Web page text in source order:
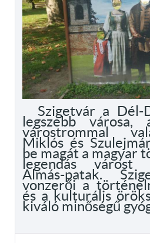
Szigetvár a Dél-
legszebb
várostrommal
Miklós és
be magát a magyar
legendás várost
Almás-patak.
vonzerői a
és a kulturális
kiváló minőségű